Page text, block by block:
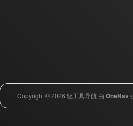
Copyright © 2026 轻工具导航 由 OneNav